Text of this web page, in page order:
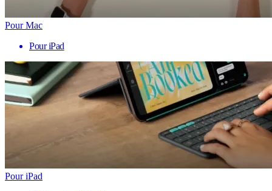
Pour Mac
Pour iPad
Pour iPad